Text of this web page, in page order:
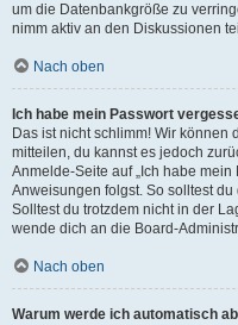
um die Datenbankgröße zu
nimm aktiv an den Diskussionen
Nach oben
Ich habe mein Passwort
Das ist nicht schlimm! Wir
mitteilen, du kannst es jedoch
Anmelde-Seite auf „Ich habe
Anweisungen folgst. So solltest
Solltest du trotzdem nicht in der
wende dich an die Board-
Nach oben
Warum werde ich automatisch